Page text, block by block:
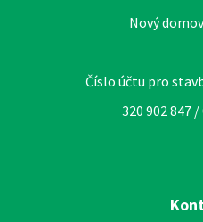
Nový
Číslo účtu pro
320 902 847 /